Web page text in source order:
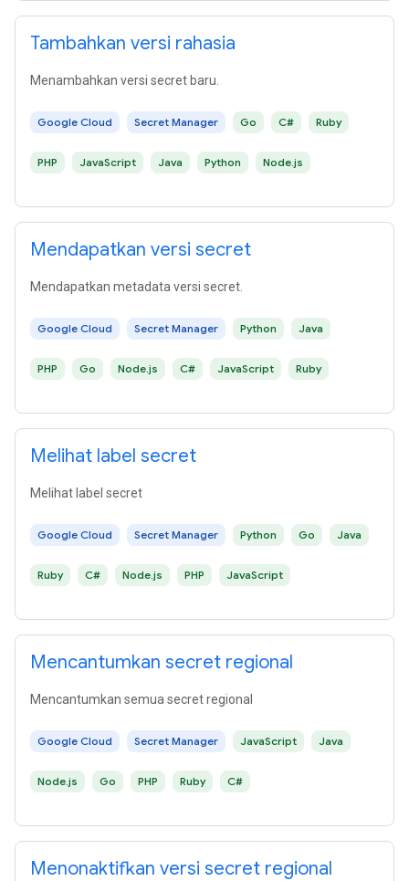
Tambahkan versi rahasia
Menambahkan versi secret baru.
Google Cloud Secret Manager Go C# Ruby
PHP JavaScript Java Python Node.js
Mendapatkan versi secret
Mendapatkan metadata versi secret.
Google Cloud Secret Manager Python Java
PHP Go Node.js C# JavaScript Ruby
Melihat label secret
Melihat label secret
Google Cloud Secret Manager Python Go Java
Ruby C# Node.js PHP JavaScript
Mencantumkan secret regional
Mencantumkan semua secret regional
Google Cloud Secret Manager JavaScript Java
Node.js Go PHP Ruby C#
Menonaktifkan versi secret regional